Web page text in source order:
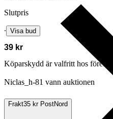
Slutpris
∙ Visa bud
39 kr
Köparskydd är valfritt hos företag.
Niclas_h-81 vann auktionen
Frakt35 kr PostNord